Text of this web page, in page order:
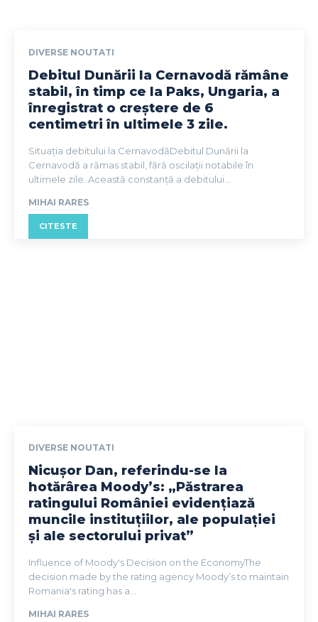
DIVERSE NOUTATI
Debitul Dunării la Cernavodă rămâne
stabil, în timp ce la Paks, Ungaria, a
înregistrat o creștere de 6
centimetri în ultimele 3 zile.
Situația debitului la CernavodăDebitul Dunării la
Cernavodă a rămas stabil, fără oscilații notabile în
ultimele zile. Această constanță a debitului...
MIHAI RARES
CITESTE
DIVERSE NOUTATI
Nicușor Dan, referindu-se la
hotărârea Moody’s: „Păstrarea
ratingului României evidențiază
muncile instituțiilor, ale populației
și ale sectorului privat”
Influence of Moody's Decision on the EconomyThe
decision made by the rating agency Moody’s to maintain
Romania's rating has a...
MIHAI RARES